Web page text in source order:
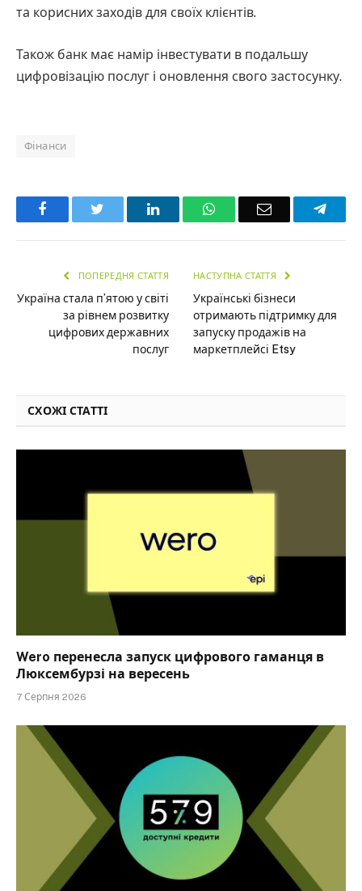
та корисних заходів для своїх клієнтів.
Також банк має намір інвестувати в подальшу
цифровізацію послуг і оновлення свого застосунку.
Фінанси
Facebook LinkedInWhatsAppEmail
ПОПЕРЕДНЯ СТАТТЯ
Україна стала п’ятою у світі
за рівнем розвитку
цифрових державних
послуг
НАСТУПНА СТАТТЯ
Українські бізнеси
отримають підтримку для
запуску продажів на
маркетплейсі Etsy
СХОЖІ СТАТТІ
Wero перенесла запуск цифрового гаманця в
Люксембурзі на вересень
7 Серпня 2026